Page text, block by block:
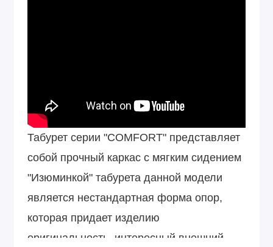
Табурет серии "COMFORT" представляет
собой прочный каркас с мягким сидением
"Изюминкой" табурета данной модели
является нестандартная форма опор,
которая придает изделию
оригинальность, интересный внешний